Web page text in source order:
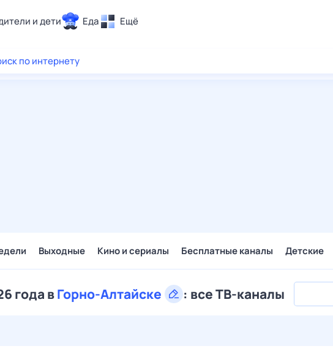
и дети Еда Ещё
Здоровье
по интернету
Выходные Кино и сериалы Бесплатные каналы Детские
года вГорно-Алтайске : все ТВ-каналы